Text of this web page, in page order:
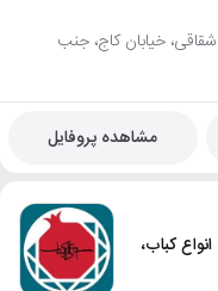
فتحی شقاقی، خیابان کاج، جنب
مشاهده پروفایل
کباب،